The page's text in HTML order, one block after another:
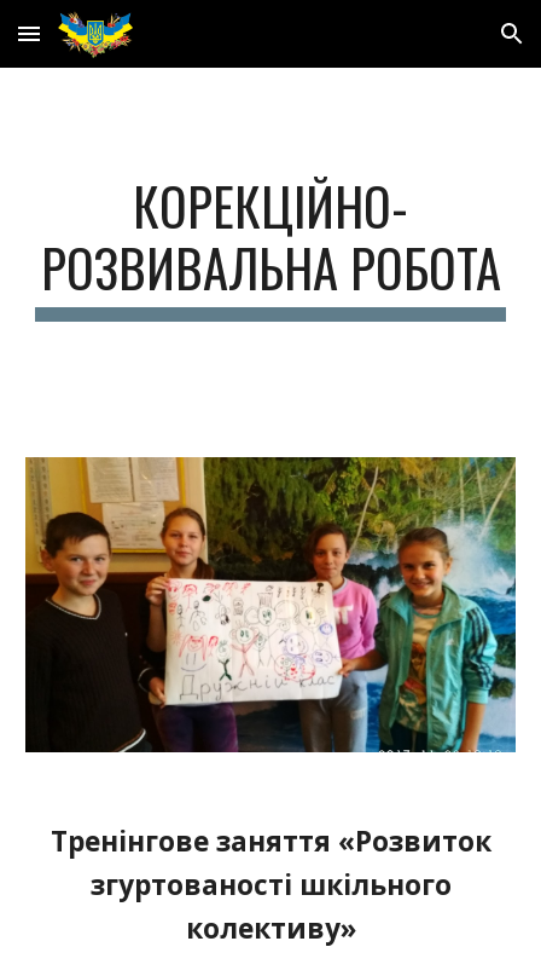
Skip to main content Skip to navigation
КОРЕКЦІЙНО-
РОЗВИВАЛЬНА РОБОТА
Тренінгове заняття «Розвиток
згуртованості шкільного
колективу»